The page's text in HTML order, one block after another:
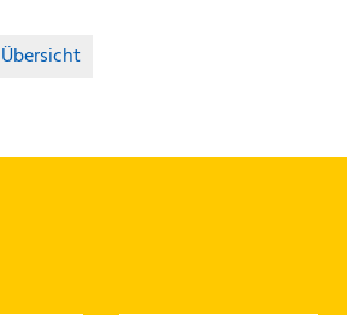
Übersicht